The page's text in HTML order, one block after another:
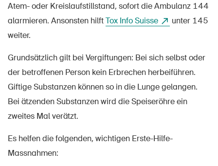
Atem- oder Kreislaufstillstand, sofort die Ambulanz 144
alarmieren. Ansonsten hilftTox Info Suisse
unter 145
weiter.
Grundsätzlich gilt bei Vergiftungen: Bei sich selbst oder
der betroffenen Person kein Erbrechen herbeiführen.
Giftige Substanzen können so in die Lunge gelangen.
Bei ätzenden Substanzen wird die Speiseröhre ein
zweites Mal verätzt.
Es helfen die folgenden, wichtigen Erste-Hilfe-
Massnahmen: